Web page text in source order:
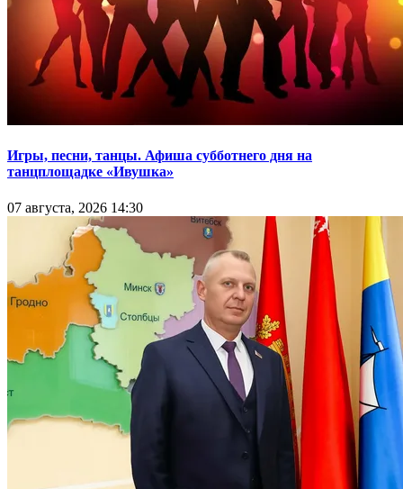
Игры, песни, танцы. Афиша субботнего дня на
танцплощадке «Ивушка»
07 августа, 2026 14:30